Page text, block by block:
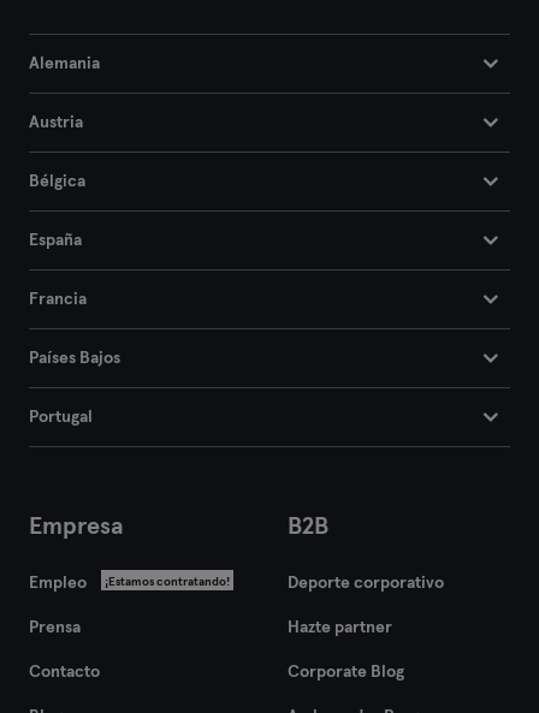
Alemania
Austria
Bélgica
España
Francia
Países Bajos
Portugal
Empresa
Empleo ¡Estamos contratando!
Prensa
Contacto
B2B
Deporte corporativo
Hazte partner
Corporate Blog